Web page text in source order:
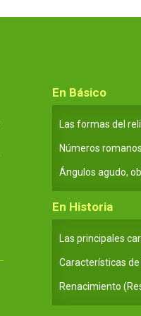
En Básico
Las formas del
Números romanos
Ángulos agudo,
En Historia
Las principales
Características de
Renacimiento